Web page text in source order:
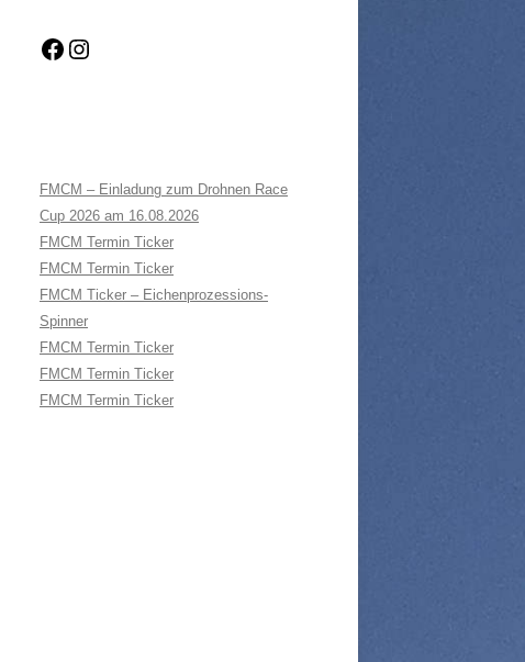
FMCM – Einladung zum Drohnen Race
Cup 2026 am 16.08.2026
FMCM Termin Ticker
FMCM Termin Ticker
FMCM Ticker – Eichenprozessions-
Spinner
FMCM Termin Ticker
FMCM Termin Ticker
FMCM Termin Ticker